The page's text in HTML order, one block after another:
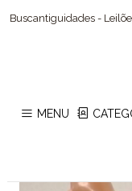
MENU
Buscantiguidades -